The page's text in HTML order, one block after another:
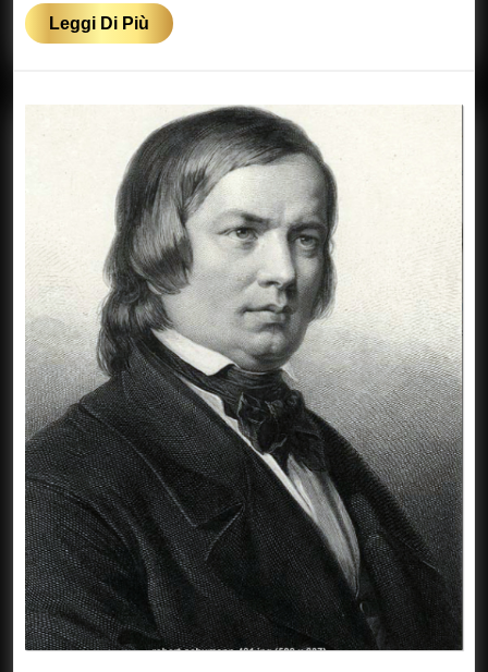
Leggi Di Più Leggi
Di